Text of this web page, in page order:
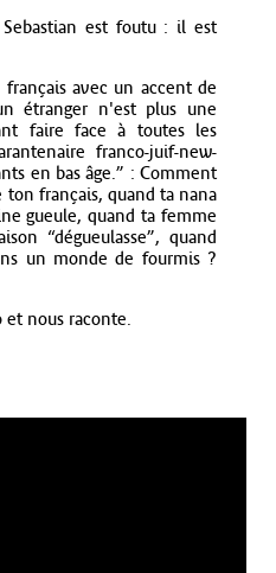
est foutu : il est
avec un accent de
étranger n'est plus une
faire face à toutes les
franco-juif-new-
en bas âge.” : Comment
ton français, quand ta nana
gueule, quand ta femme
“dégueulasse”, quand
un monde de fourmis ?
et nous raconte.